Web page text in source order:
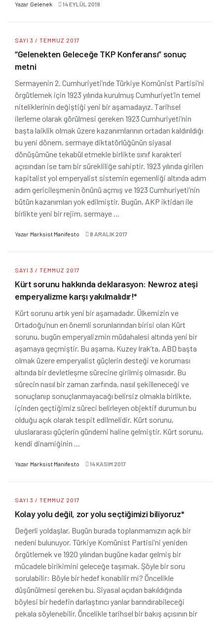
Yazar Gelenek 14 EYLÜL 2019
SAYI 3 / TEMMUZ 2017
“Gelenekten Geleceğe TKP Konferansı” sonuç
metni
Sermayenin 2. Cumhuriyeti’nde Türkiye Komünist Partisi’ni
örgütlemek için 1923 yılında kurulmuş Cumhuriyet’in temel
niteliklerinin değiştiği yeni bir aşamadayız. Tarihsel
ilerleme olarak görülmesi gereken 1923 Cumhuriyeti’nin
başta laiklik olmak üzere kazanımlarının ortadan kaldırıldığı
bu yeni dönem, sermaye diktatörlüğünün siyasal
dönüşümüne tekabül etmekle birlikte sınıf karakteri
açısından ise tam bir sürekliliğe sahiptir. 1923 yılında girilen
kapitalist yol emperyalist sistemin egemenliği altında adım
adım gericileşmenin önünü açmış ve 1923 Cumhuriyeti’nin
bütün kazanımları yok edilmiştir. Bugün, AKP iktidarı ile
birlikte yeni bir rejim, sermaye ...
Yazar Marksist Manifesto 8 ARALIK 2017
SAYI 3 / TEMMUZ 2017
Kürt sorunu hakkında deklarasyon: Newroz ateşi
emperyalizme karşı yakılmalıdır!*
Kürt sorunu artık yeni bir aşamadadır. Ülkemizin ve
Ortadoğu’nun en önemli sorunlarından birisi olan Kürt
sorunu, bugün emperyalizmin müdahalesi altında yeni bir
aşamaya geçmiştir. Bu aşama, Kuzey Irak’ta, ABD başta
olmak üzere emperyalist güçlerin desteği ve koruması
altında bir devletleşme sürecine girilmiş olmasıdır. Bu
sürecin nasıl bir zaman zarfında, nasıl şekilleneceği ve
sonuçlanıp sonuçlanmayacağı belirsiz olmakla birlikte,
içinden geçtiğimiz süreci belirleyen objektif durumun bu
olduğu açık olarak tespit edilmelidir. Kürt sorunu,
uluslararası güçlerin gündemi haline gelmiştir. Kürt sorunu,
kendi dinamiğinin ...
Yazar Marksist Manifesto 14 KASIM 2017
SAYI 3 / TEMMUZ 2017
Kolay yolu değil, zor yolu seçtiğimizi biliyoruz*
Değerli yoldaşlar, Bugün burada toplanmamızın açık bir
nedeni bulunuyor. Türkiye Komünist Partisi’ni yeniden
örgütlemek ve 1920 yılından bugüne kadar gelmiş bir
mücadele birikimini geleceğe taşımak. Şöyle bir soru
sorulabilir: Böyle bir hedef konabilir mi? Öncelikle
düşünülmesi gereken bu. Siyasal açıdan bakıldığında
böylesi bir hedefin darlaştırıcı yanlar barındırabileceği
pekala söylenebilir. Öncelikle tarihsel bir bakış açısının bir